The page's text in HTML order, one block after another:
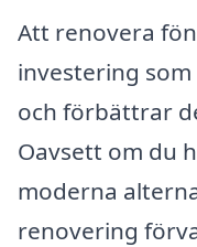
Att renovera
investering
och förbättrar
Oavsett om du
moderna
renovering